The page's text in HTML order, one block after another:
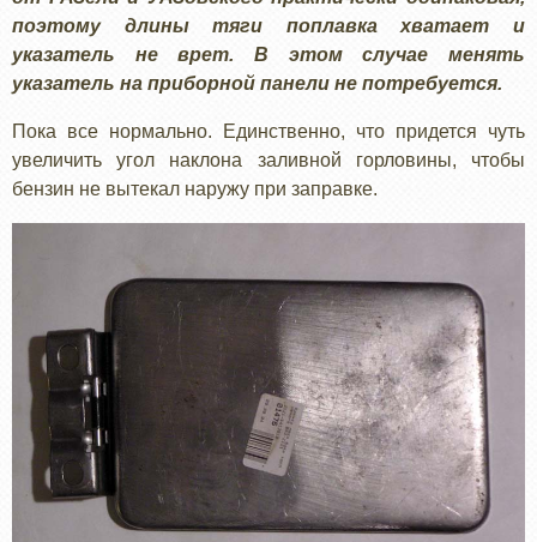
поэтому длины тяги поплавка хватает и
указатель не врет. В этом случае менять
указатель на приборной панели не потребуется.
Пока все нормально. Единственно, что придется чуть
увеличить угол наклона заливной горловины, чтобы
бензин не вытекал наружу при заправке.